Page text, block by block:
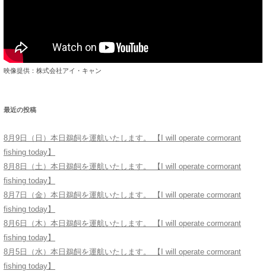
映像提供：株式会社アイ・キャン
最近の投稿
8月9日（日）本日鵜飼を運航いたします。 【I will operate cormorant
fishing today】
8月8日（土）本日鵜飼を運航いたします。 【I will operate cormorant
fishing today】
8月7日（金）本日鵜飼を運航いたします。 【I will operate cormorant
fishing today】
8月6日（木）本日鵜飼を運航いたします。 【I will operate cormorant
fishing today】
8月5日（水）本日鵜飼を運航いたします。 【I will operate cormorant
fishing today】